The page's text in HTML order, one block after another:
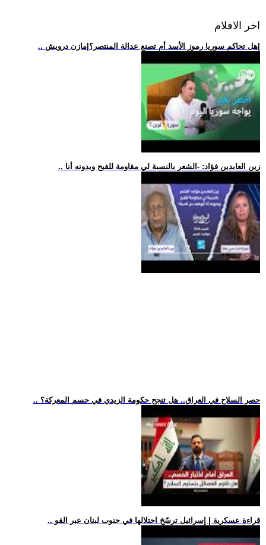
اخر الافلام
.. زين العابدين فؤاد: -الشعر بالنسبة لي مقاومة للقبح وبدونه أنا
.. حصر السلاح في العراق.. هل تنجح حكومة الزيدي في حسم المعركة؟
.. قراءة عسكرية | إسرائيل ترسّخ احتلالها في جنوب لبنان عبر القو